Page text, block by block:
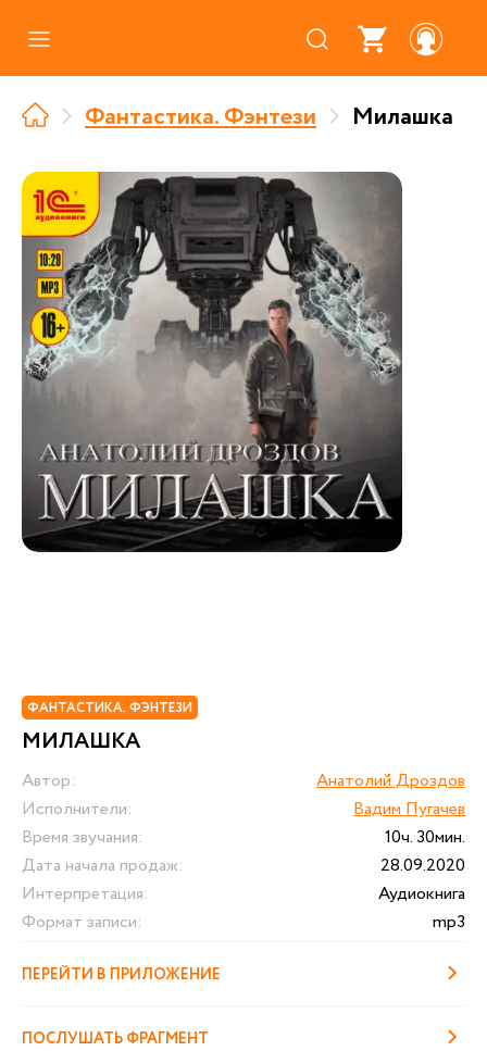
Где купить
Про аудиокниги
О нас
Партнерам
Фантастика. Фэнтези Милашка
ФАНТАСТИКА. ФЭНТЕЗИ
МИЛАШКА
Автор:
Анатолий Дроздов
Исполнители:
Вадим Пугачев
Время звучания:
10ч. 30мин.
Дата начала продаж:
28.09.2020
Интерпретация:
Аудиокнига
Формат записи:
mp3
ПЕРЕЙТИ В ПРИЛОЖЕНИЕ
ПОСЛУШАТЬ ФРАГМЕНТ